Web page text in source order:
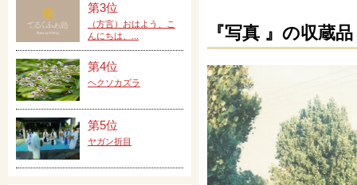
『写真 』の収蔵品
第3位
（方言）おはよう、こ
んにちは、...
第4位
ヘクソカズラ
第5位
ヤガン折目